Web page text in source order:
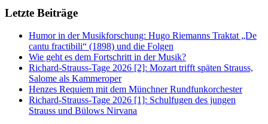
Letzte Beiträge
Humor in der Musikforschung: Hugo Riemanns Traktat „De
cantu fractibili“ (1898) und die Folgen
Wie geht es dem Fortschritt in der Musik?
Richard-Strauss-Tage 2026 [2]: Mozart trifft späten Strauss,
Salome als Kammeroper
Henzes Requiem mit dem Münchner Rundfunkorchester
Richard-Strauss-Tage 2026 [1]: Schulfugen des jungen
Strauss und Bülows Nirvana